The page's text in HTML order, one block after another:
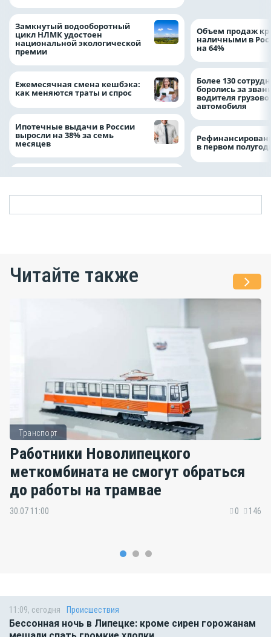
Замкнутый водооборотный
цикл НЛМК удостоен
национальной экологической
премии
Ежемесячная смена кешбэка:
как меняются траты и спрос
Ипотечные выдачи в России
выросли на 38% за семь
месяцев
Объем продаж
наличными в
на 64%
Более 130
боролись за
водителя
автомобиля
в первом
Читайте также
Транспорт
Работники Новолипецкого
меткомбината не смогут обраться
до работы на трамвае
30.07 11:00 0 146
11:09, сегодня Происшествия
Бессонная ночь в Липецке: кроме сирен горожанам